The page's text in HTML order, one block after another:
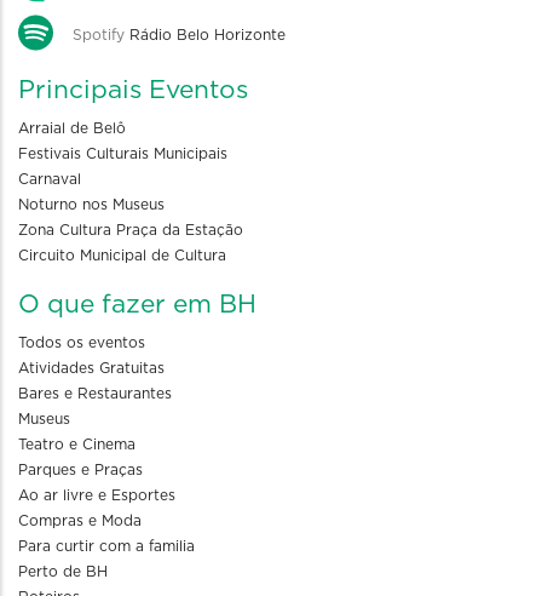
Spotify Rádio Belo Horizonte
Principais Eventos
Arraial de Belô
Festivais Culturais Municipais
Carnaval
Noturno nos Museus
Zona Cultura Praça da Estação
Circuito Municipal de Cultura
O que fazer em BH
Todos os eventos
Atividades Gratuitas
Bares e Restaurantes
Museus
Teatro e Cinema
Parques e Praças
Ao ar livre e Esportes
Compras e Moda
Para curtir com a familia
Perto de BH